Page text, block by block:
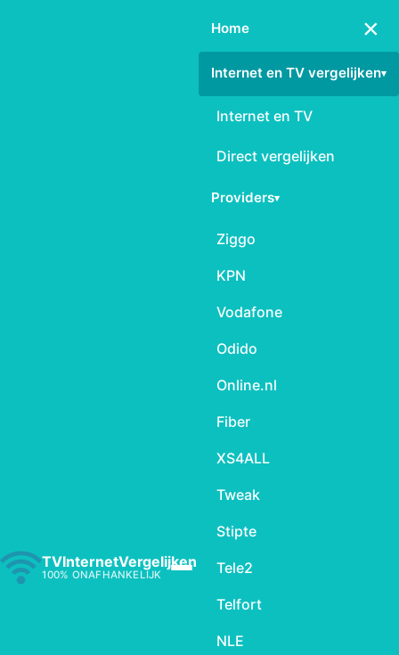
TVInternetVergelijken
100% ONAFHANKELIJK
×
Home
Internet en TV vergelijken▾
Internet en TV
Direct vergelijken
Providers▾
Ziggo
KPN
Vodafone
Odido
Online.nl
Fiber
XS4ALL
Tweak
Stipte
Tele2
Telfort
NLE